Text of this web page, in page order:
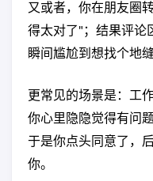
又或者，你在朋友圈
得太对了"；结果评论
瞬间尴尬到想找个地
更常见的场景是：工
你心里隐隐觉得有问
于是你点头同意了，
你。